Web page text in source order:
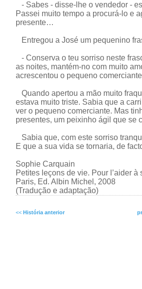
- Sabes - disse-lhe o vendedor -
Passei muito tempo a procurá-lo e
presente…
Entregou a José um pequenino
- Conserva o teu sorriso neste
as noites, mantém-no com muito
acrescentou o pequeno
Quando apertou a mão muito
estava muito triste. Sabia que a
ver o pequeno comerciante. Mas
presentes, um peixinho ágil que se
Sabia que, com este sorriso
E que a sua vida se tornaria, de
Sophie Carquain
Petites leçons de vie. Pour l’aider à
Paris, Ed. Albin Michel, 2008
(Tradução e adaptação)
<< História anterior